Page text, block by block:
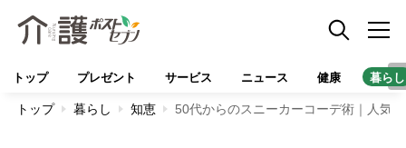
トップ プレゼント サービス ニュース 健康 暮らし
トップ 暮らし 知恵 50代からのスニーカーコーデ術｜人気